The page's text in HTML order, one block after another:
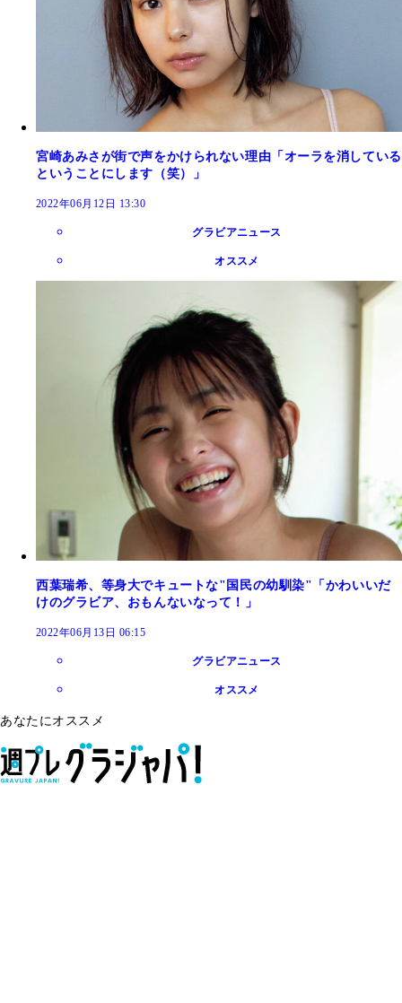
宮崎あみさが街で声をかけられない理由「オーラを消している
ということにします（笑）」
2022年06月12日 13:30
グラビアニュース
オススメ
西葉瑞希、等身大でキュートな"国民の幼馴染"「かわいいだ
けのグラビア、おもんないなって！」
2022年06月13日 06:15
グラビアニュース
オススメ
あなたにオススメ